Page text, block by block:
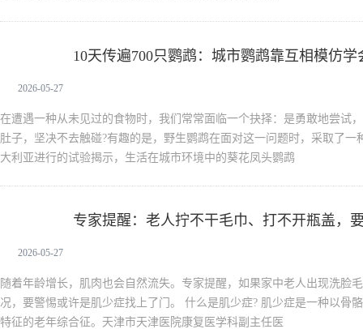
10天传遍700只鹦鹉：城市鹦鹉靠互相模仿学
2026-05-27
在遭遇一种从未见过的食物时，我们常常面临一个抉择：是勇敢地尝试
肚子，坚决不去触碰?有趣的是，野生鹦鹉在面对这一问题时，采取了
大利亚进行的试验揭示，生活在城市环境中的葵花凤头鹦鹉
专家提醒：老人拧不干毛巾、打不开瓶盖，
2026-05-27
随着年龄增长，肌肉也会自然流失。专家提醒，如果家中老人出现洗脸
况，要警惕或许是肌少症找上了门。 什么是肌少症? 肌少症是一种以骨
特征的老年综合征。天津市天津医院康复医学科副主任医